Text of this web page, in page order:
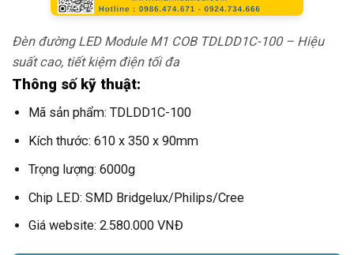
Đèn đường LED Module M1 COB TDLDD1C-100 – Hiệu
suất cao, tiết kiệm điện tối đa
Thông số kỹ thuật:
Mã sản phẩm: TDLDD1C-100
Kích thước: 610 x 350 x 90mm
Trọng lượng: 6000g
Chip LED: SMD Bridgelux/Philips/Cree
Giá website: 2.580.000 VNĐ